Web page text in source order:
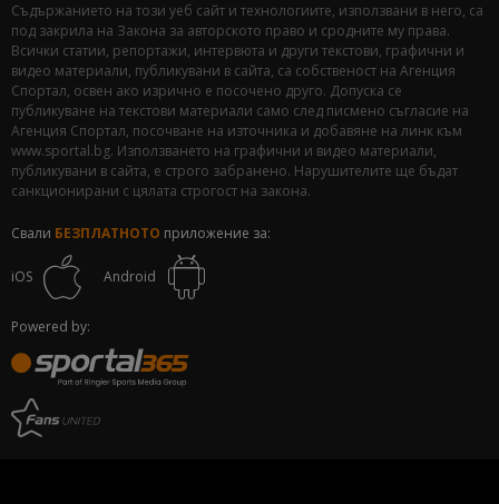
Съдържанието на този уеб сайт и технологиите, използвани в него, са
под закрила на Закона за авторското право и сродните му права.
Всички статии, репортажи, интервюта и други текстови, графични и
видео материали, публикувани в сайта, са собственост на Агенция
Спортал, освен ако изрично е посочено друго. Допуска се
публикуване на текстови материали само след писмено съгласие на
Агенция Спортал, посочване на източника и добавяне на линк към
www.sportal.bg. Използването на графични и видео материали,
публикувани в сайта, е строго забранено. Нарушителите ще бъдат
санкционирани с цялата строгост на закона.
Свали БЕЗПЛАТНОТО приложение за:
iOS Android
Powered by: